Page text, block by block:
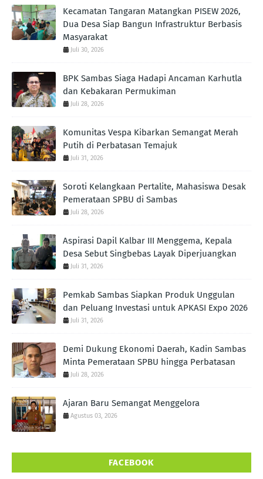
Kecamatan Tangaran Matangkan PISEW 2026,
Dua Desa Siap Bangun Infrastruktur Berbasis
Masyarakat
Juli 30, 2026
BPK Sambas Siaga Hadapi Ancaman Karhutla
dan Kebakaran Permukiman
Juli 28, 2026
Komunitas Vespa Kibarkan Semangat Merah
Putih di Perbatasan Temajuk
Juli 31, 2026
Soroti Kelangkaan Pertalite, Mahasiswa Desak
Pemerataan SPBU di Sambas
Juli 28, 2026
Aspirasi Dapil Kalbar III Menggema, Kepala
Desa Sebut Singbebas Layak Diperjuangkan
Juli 31, 2026
Pemkab Sambas Siapkan Produk Unggulan
dan Peluang Investasi untuk APKASI Expo 2026
Juli 31, 2026
Demi Dukung Ekonomi Daerah, Kadin Sambas
Minta Pemerataan SPBU hingga Perbatasan
Juli 28, 2026
Ajaran Baru Semangat Menggelora
Agustus 03, 2026
FACEBOOK